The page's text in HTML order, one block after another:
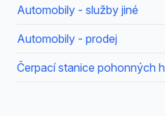
Automobily - služby jiné
Automobily - prodej